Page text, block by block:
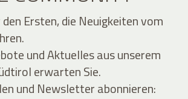
Ersten, die Neuigkeiten vom
und Aktuelles aus unserem
erwarten Sie.
und Newsletter abonnieren: